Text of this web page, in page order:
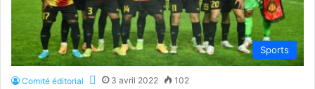
Sports
Comité éditorial 3 avril 2022 102